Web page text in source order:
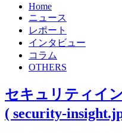
Home
ニュース
レポート
インタビュー
コラム
OTHERS
セキュリティイ
( security-